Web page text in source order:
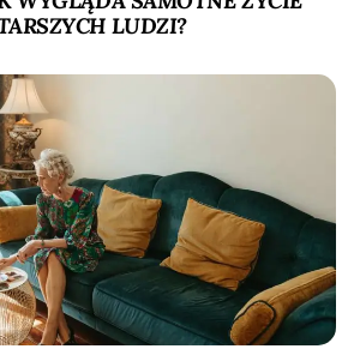
LUDZI?